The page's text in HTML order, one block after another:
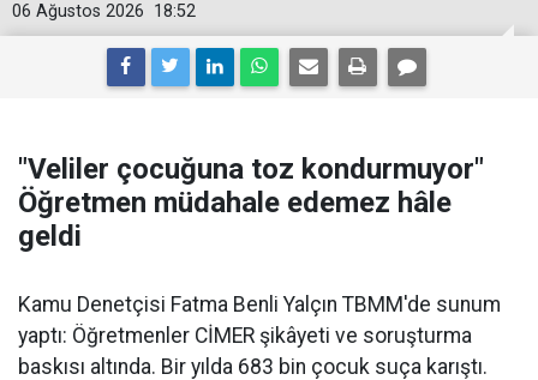
18:52
06 Ağustos 2026
"Veliler çocuğuna toz kondurmuyor"
Öğretmen müdahale edemez hâle
geldi
Kamu Denetçisi Fatma Benli Yalçın TBMM'de sunum
yaptı: Öğretmenler CİMER şikâyeti ve soruşturma
baskısı altında. Bir yılda 683 bin çocuk suça karıştı.